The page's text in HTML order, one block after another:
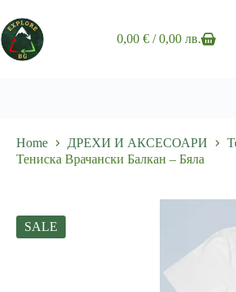
to
content
Shopping
0,00€ / 0,00 лв.
Home ДРЕХИ И АКСЕСОАРИ
Тениска Врачански Балкан – Бяла
SALE